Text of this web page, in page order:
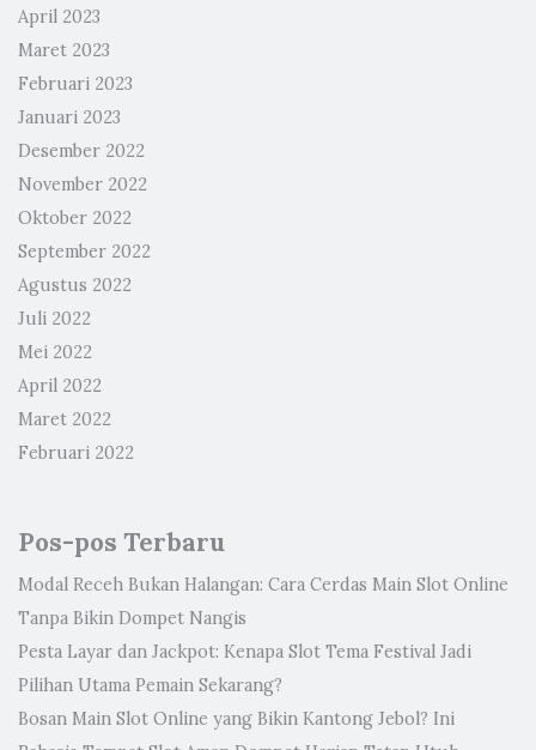
April 2023
Maret 2023
Februari 2023
Januari 2023
Desember 2022
November 2022
Oktober 2022
September 2022
Agustus 2022
Juli 2022
Mei 2022
April 2022
Maret 2022
Februari 2022
Pos-pos Terbaru
Modal Receh Bukan Halangan: Cara Cerdas Main Slot Online
Tanpa Bikin Dompet Nangis
Pesta Layar dan Jackpot: Kenapa Slot Tema Festival Jadi
Pilihan Utama Pemain Sekarang?
Bosan Main Slot Online yang Bikin Kantong Jebol? Ini